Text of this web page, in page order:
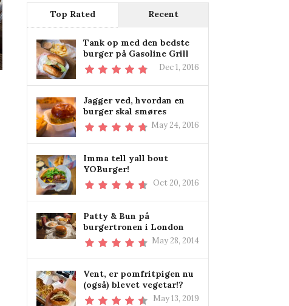
Top Rated Recent
Tank op med den bedste
burger på Gasoline Grill
Dec 1, 2016
Jagger ved, hvordan en
burger skal smøres
May 24, 2016
Imma tell yall bout
YOBurger!
Oct 20, 2016
Patty & Bun på
burgertronen i London
May 28, 2014
Vent, er pomfritpigen nu
(også) blevet vegetar!?
May 13, 2019